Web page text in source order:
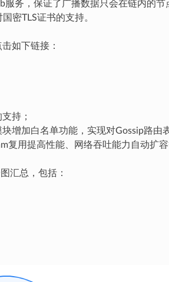
服务，保证了广播数据只会在链内的
密TLS证书的支持。
如下链接：
持；
增加白名单功能，实现对Gossip路由
复用提高性能、网络吞吐能力自动扩容
汇总，包括：